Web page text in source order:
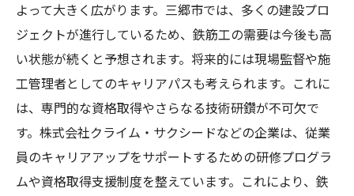
よって大きく広がります。三郷市では、多くの建設プロ
ジェクトが進行しているため、鉄筋工の需要は今後も高
い状態が続くと予想されます。将来的には現場監督や施
工管理者としてのキャリアパスも考えられます。これに
は、専門的な資格取得やさらなる技術研鑽が不可欠で
す。株式会社クライム・サクシードなどの企業は、従業
員のキャリアアップをサポートするための研修プログラ
ムや資格取得支援制度を整えています。これにより、鉄